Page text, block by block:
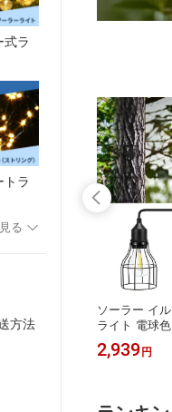
式ラ
トラ
る
方法
径15cm 屋
モダン ラ
プローチ
ソーラー イ
ライト 電球
ペンダント
ラーパネル
ンプ
2,939 円